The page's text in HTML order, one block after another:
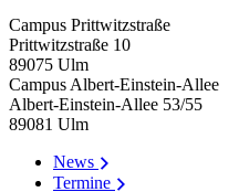
Campus Prittwitzstraße
Prittwitzstraße 10
89075 Ulm
Campus Albert-Einstein-Allee
Albert-Einstein-Allee 53/​55
89081 Ulm
News
Termine